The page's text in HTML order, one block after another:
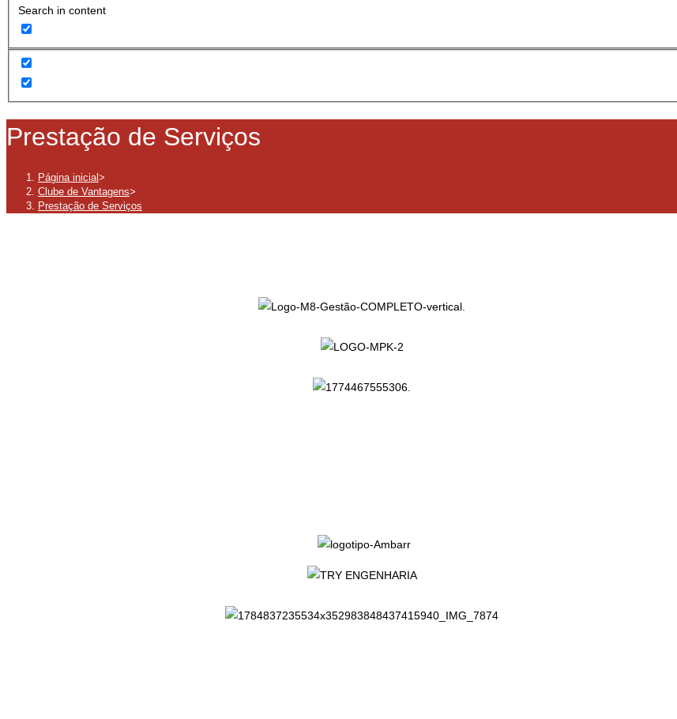
Search in content
Prestação de Serviços
Página inicial>
Clube de Vantagens>
Prestação de Serviços